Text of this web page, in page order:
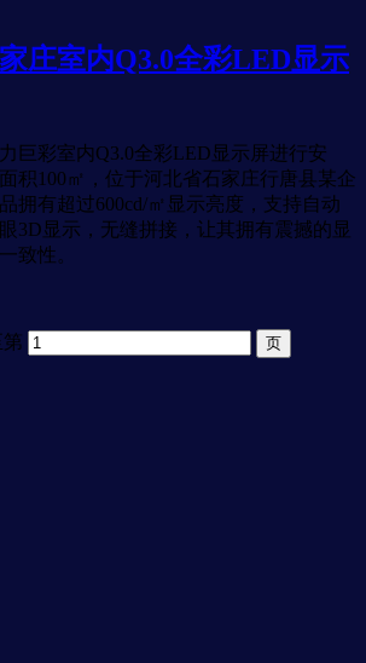
庄室内Q3.0全彩LED显示
巨彩室内Q3.0全彩LED显示屏进行安
积100㎡，位于河北省石家庄行唐县某企
拥有超过600cd/㎡显示亮度，支持自动
3D显示，无缝拼接，让其拥有震撼的显
致性。